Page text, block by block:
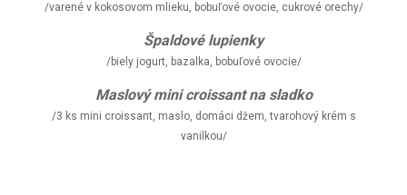
/varené v kokosovom mlieku, bobuľové ovocie, cukrové orechy/
Špaldové lupienky
/biely jogurt, bazalka, bobuľové ovocie/
Maslový mini croissant na sladko
/3 ks mini croissant, maslo, domáci džem, tvarohový krém s
vanilkou/